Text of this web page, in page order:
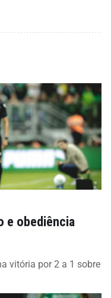
e obediência
vitória por 2 a 1 sobre